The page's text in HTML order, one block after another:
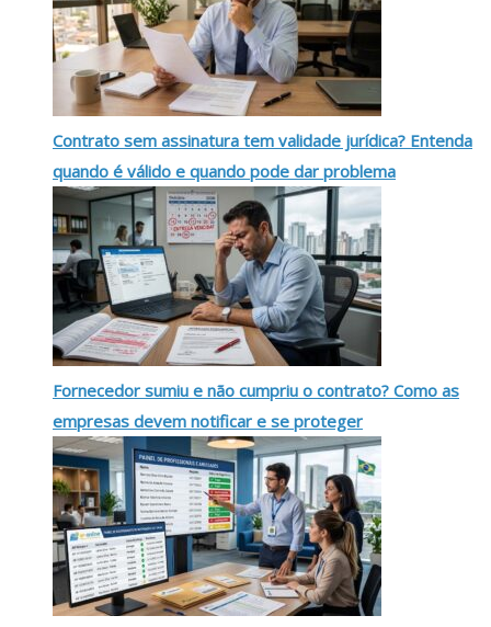
Contrato sem assinatura tem validade jurídica? Entenda
quando é válido e quando pode dar problema
Fornecedor sumiu e não cumpriu o contrato? Como as
empresas devem notificar e se proteger